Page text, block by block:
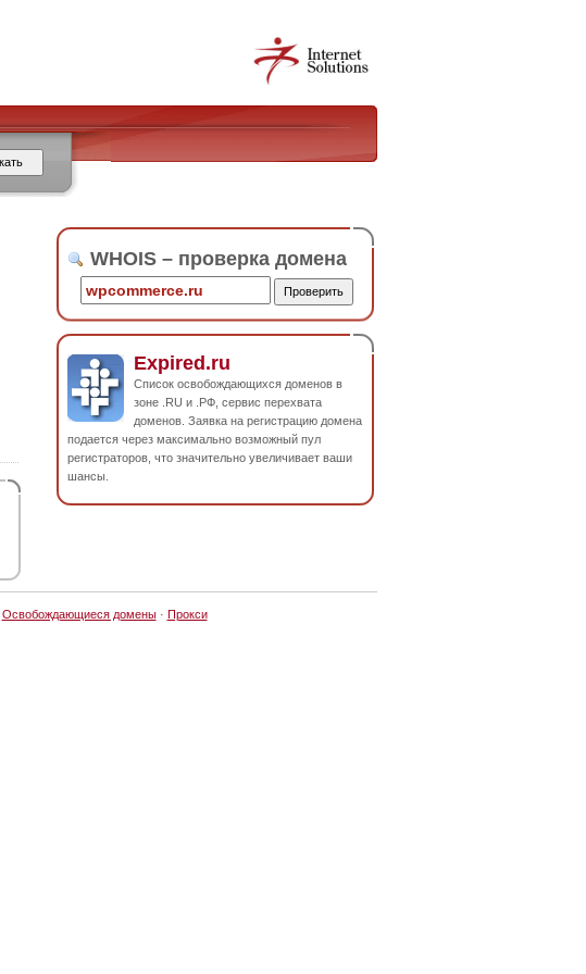
WHOIS – проверка домена
Expired.ru
Список освобождающихся доменов в
зоне .RU и .РФ, сервис перехвата
доменов. Заявка на регистрацию домена
подается через максимально возможный пул
регистраторов, что значительно увеличивает ваши
шансы.
Освобождающиеся домены· Прокси